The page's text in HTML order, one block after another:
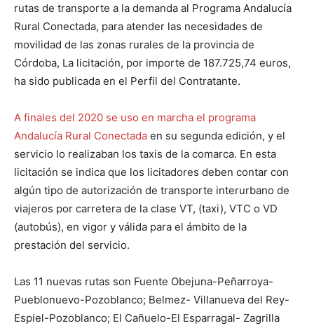
rutas de transporte a la demanda al Programa Andalucía
Rural Conectada, para atender las necesidades de
movilidad de las zonas rurales de la provincia de
Córdoba, La licitación, por importe de 187.725,74 euros,
ha sido publicada en el Perfil del Contratante.
A finales del 2020 se uso en marcha el programa
Andalucía Rural Conectada en su segunda edición, y el
servicio lo realizaban los taxis de la comarca. En esta
licitación se indica que los licitadores deben contar con
algún tipo de autorización de transporte interurbano de
viajeros por carretera de la clase VT, (taxi), VTC o VD
(autobús), en vigor y válida para el ámbito de la
prestación del servicio.
Las 11 nuevas rutas son Fuente Obejuna-Peñarroya-
Pueblonuevo-Pozoblanco; Belmez- Villanueva del Rey-
Espiel-Pozoblanco; El Cañuelo-El Esparragal- Zagrilla